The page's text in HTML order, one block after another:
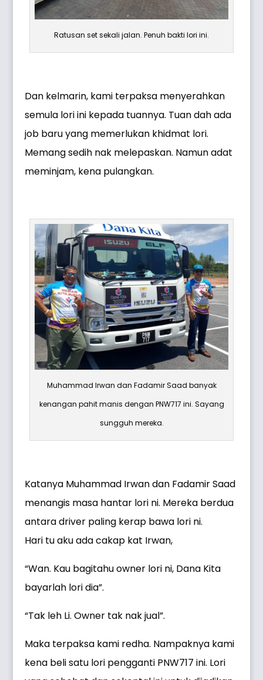
Ratusan set sekali jalan. Penuh bakti lori ini.
Dan kelmarin, kami terpaksa menyerahkan
semula lori ini kepada tuannya. Tuan dah ada
job baru yang memerlukan khidmat lori.
Memang sedih nak melepaskan. Namun adat
meminjam, kena pulangkan.
Muhammad Irwan dan Fadamir Saad banyak
kenangan pahit manis dengan PNW717 ini. Sayang
sungguh mereka.
Katanya Muhammad Irwan dan Fadamir Saad
menangis masa hantar lori ni. Mereka berdua
antara driver paling kerap bawa lori ni.
Hari tu aku ada cakap kat Irwan,
“Wan. Kau bagitahu owner lori ni, Dana Kita
bayarlah lori dia”.
“Tak leh Li. Owner tak nak jual”.
Maka terpaksa kami redha. Nampaknya kami
kena beli satu lori pengganti PNW717 ini. Lori